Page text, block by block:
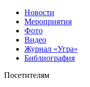
Новости
Мероприятия
Фото
Видео
Журнал «Угра»
Библиография
Посетителям